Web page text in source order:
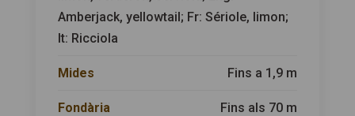
Amberjack, yellowtail; Fr: Sériole, limon;
It: Ricciola
Mides Fins a 1,9 m
Fondària Fins als 70 m